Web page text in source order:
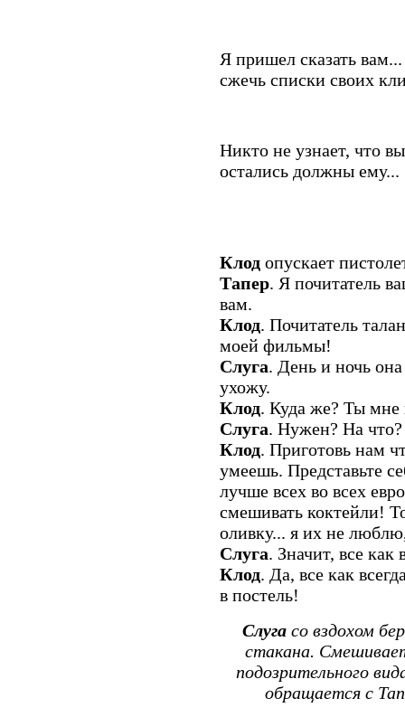
Я пришел сказать
сжечь списки своих
Никто не узнает, что
остались должны ему...
Клод опускает
Тапер. Я почитатель
вам.
Клод. Почитатель
моей фильмы!
Слуга. День и ночь
ухожу.
Клод. Куда же? Ты
Слуга. Нужен? На что?
Клод. Приготовь нам
умеешь. Представьте
лучше всех во всех
смешивать коктейли!
оливку... я их не
Слуга. Значит, все как
Клод. Да, все как
в постель!
Слуга со вздохом
стакана.
подозрительного
обращается с